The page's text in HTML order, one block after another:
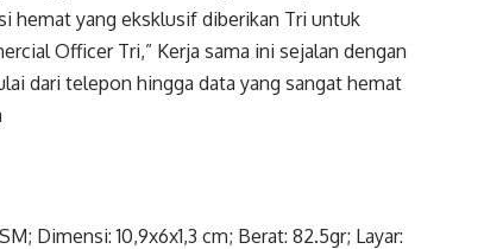
hemat yang eksklusif diberikan Tri untuk
Officer Tri,” Kerja sama ini sejalan dengan
dari telepon hingga data yang sangat hemat
Dimensi: 10,9x6x1,3 cm; Berat: 82.5gr; Layar: